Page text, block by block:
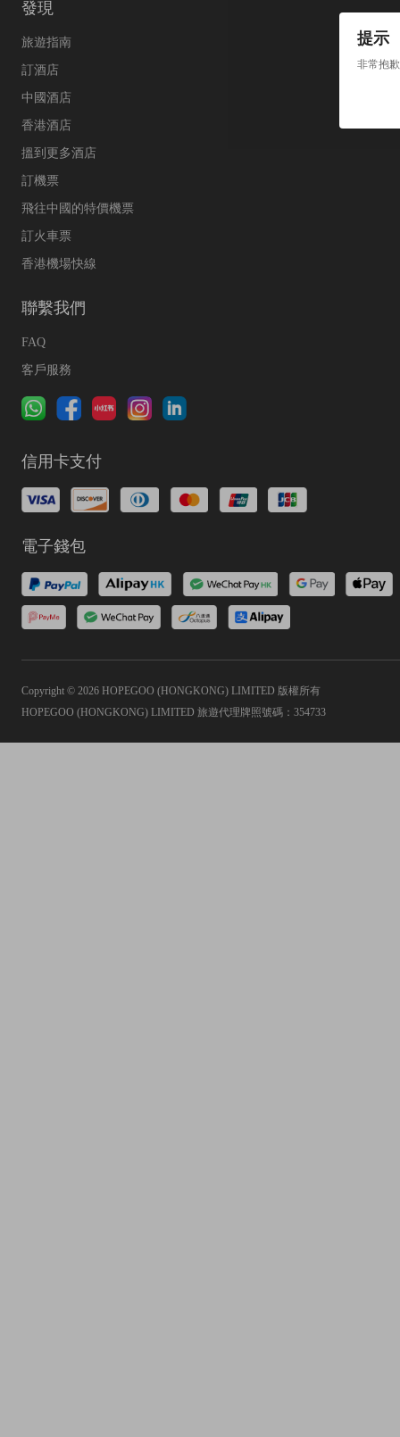
提示
非常抱
發現
旅遊指南
訂酒店
中國酒店
香港酒店
搵到更多酒店
訂機票
飛往中國的特價機票
訂火車票
香港機場快線
聯繫我們
FAQ
客戶服務
信用卡支付
電子錢包
Copyright © 2026 HOPEGOO (HONGKONG) LIMITED 版權所有
HOPEGOO (HONGKONG) LIMITED 旅遊代理牌照號碼：354733